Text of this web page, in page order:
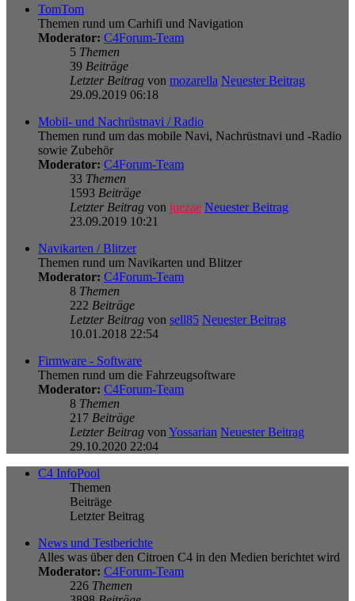
TomTom
Themen rund um Carhifi und Navigation
Moderator: C4Forum-Team
5 Themen
39 Beiträge
Letzter Beitrag von mozarella Neuester Beitrag
29.09.2019 06:18
Mobil- und Nachrüstnavi / Radio
Themen rund um das mobile Navi, Nachrüstnavi und -Radio
sowie Zubehör
Moderator: C4Forum-Team
33 Themen
1593 Beiträge
Letzter Beitrag von juezae Neuester Beitrag
23.09.2019 10:21
Navikarten / Blitzer
Themen rund um Navikarten und Blitzer
Moderator: C4Forum-Team
8 Themen
222 Beiträge
Letzter Beitrag von sell85 Neuester Beitrag
10.01.2018 22:54
Firmware - Software
Themen rund um die Fahrzeugsoftware
Moderator: C4Forum-Team
8 Themen
217 Beiträge
Letzter Beitrag von Yossarian Neuester Beitrag
29.10.2020 22:04
C4 InfoPool
Themen
Beiträge
Letzter Beitrag
News und Testberichte
Alles was über den Citroen C4 in den Medien berichtet wird
Moderator: C4Forum-Team
226 Themen